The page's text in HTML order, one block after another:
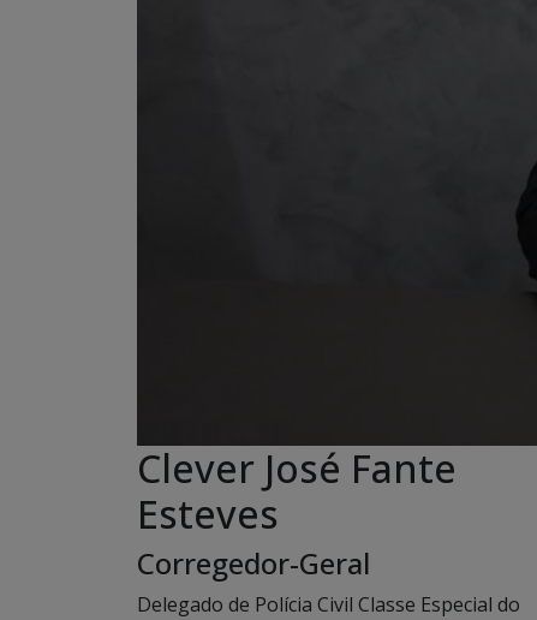
Clever José Fante
Esteves
Corregedor-Geral
Delegado de Polícia Civil Classe Especial do